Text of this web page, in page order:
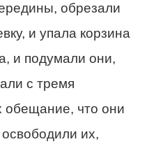
обрезали
и упала корзина
и подумали они,
с тремя
обещание, что они
их,